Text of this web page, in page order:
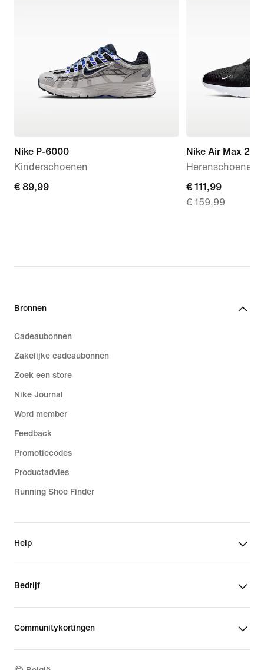
Nike P-6000
Kinderschoenen
€ 89,99
€ 89,99
Nike Air Max 270
Herenschoenen
current
price
€ 159,99
€ 111,99
€ 159,99
Bronnen
Cadeaubonnen
Zakelijke cadeaubonnen
Zoek een store
Nike Journal
Word member
Feedback
Promotiecodes
Productadvies
Running Shoe Finder
Help
Bedrijf
Communitykortingen